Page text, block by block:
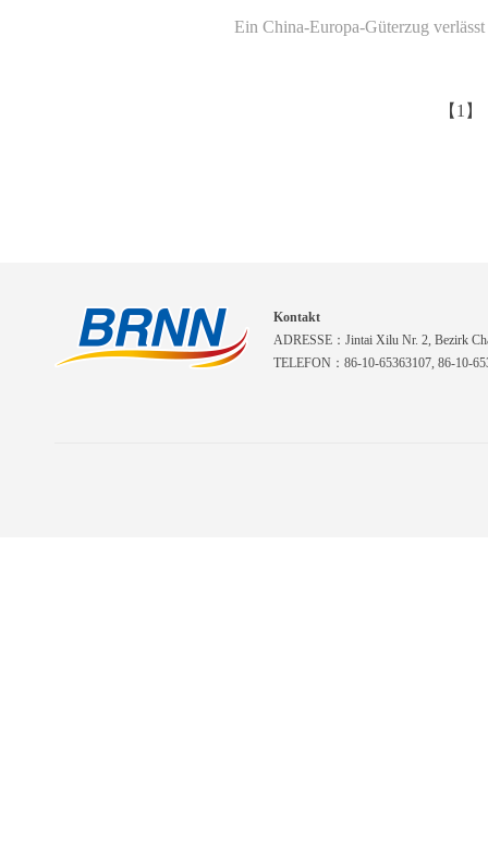
Ein China-Europa-Güterzug
【1】
Kontakt
ADRESSE：Jintai Xilu Nr. 2, Bezirk
TELEFON：86-10-65363107, 86-10-